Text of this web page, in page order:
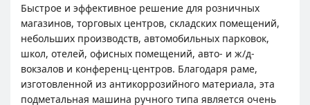
Быстрое и эффективное решение для розничных
магазинов, торговых центров, складских помещений,
небольших производств, автомобильных парковок,
школ, отелей, офисных помещений, авто- и ж/д-
вокзалов и конференц-центров. Благодаря раме,
изготовленной из антикоррозийного материала, эта
подметальная машина ручного типа является очень